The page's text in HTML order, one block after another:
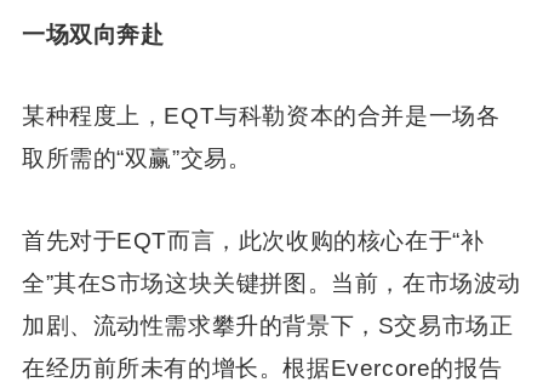
一场双向奔赴
某种程度上，EQT与科勒资本的合并是一场各
取所需的“双赢”交易。
首先对于EQT而言，此次收购的核心在于“补
全”其在S市场这块关键拼图。当前，在市场波动
加剧、流动性需求攀升的背景下，S交易市场正
在经历前所未有的增长。根据Evercore的报告